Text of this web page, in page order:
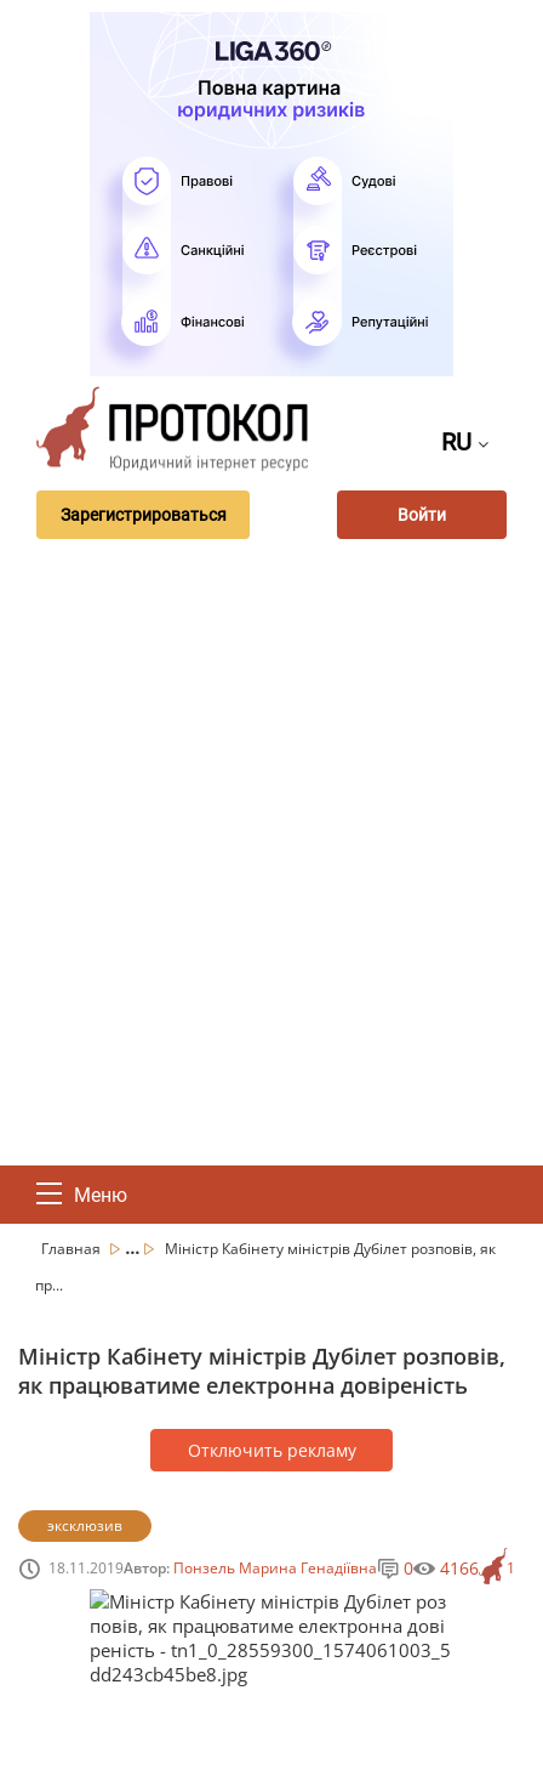
RU
Зарегистрироваться Войти
Меню
Главная ...
Міністр Кабінету міністрів Дубілет розповів, як
пр...
Міністр Кабінету міністрів Дубілет розповів,
як працюватиме електронна довіреність
Отключить рекламу
эксклюзив
18.11.2019Автор: Понзель Марина Генадіївна 1
0 4166